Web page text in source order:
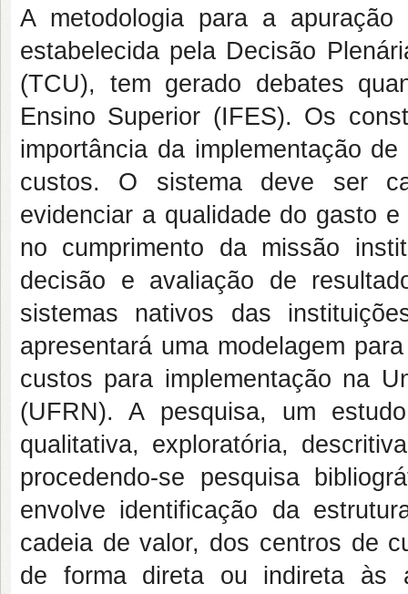
A metodologia para a
estabelecida pela Decisão
(TCU), tem gerado debates
Ensino Superior (IFES). Os
importância da implementação
custos. O sistema deve ser
evidenciar a qualidade do gasto
no cumprimento da missão
decisão e avaliação de
sistemas nativos das
apresentará uma modelagem
custos para implementação na
(UFRN). A pesquisa, um
qualitativa, exploratória,
procedendo-se pesquisa
envolve identificação da
cadeia de valor, dos centros de
de forma direta ou indireta às